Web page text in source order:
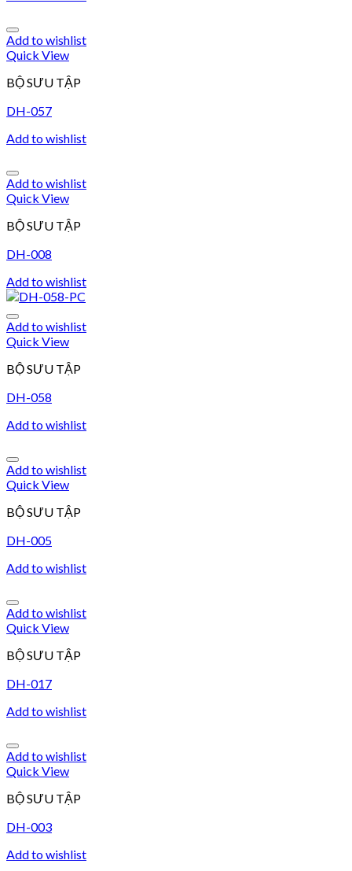
Add to wishlist
Quick View
BỘ SƯU TẬP
DH-057
Add to wishlist
Add to wishlist
Quick View
BỘ SƯU TẬP
DH-008
Add to wishlist
Add to wishlist
Quick View
BỘ SƯU TẬP
DH-058
Add to wishlist
Add to wishlist
Quick View
BỘ SƯU TẬP
DH-005
Add to wishlist
Add to wishlist
Quick View
BỘ SƯU TẬP
DH-017
Add to wishlist
Add to wishlist
Quick View
BỘ SƯU TẬP
DH-003
Add to wishlist